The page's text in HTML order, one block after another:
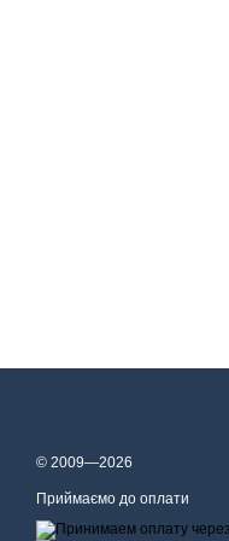
© 2009—2026
Приймаємо до оплати